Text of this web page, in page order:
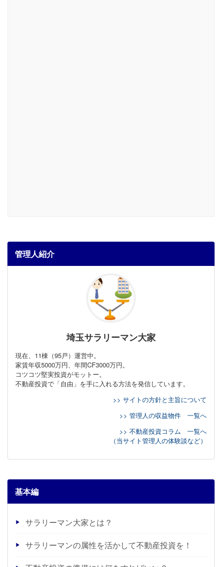
管理人紹介
埼玉サラリーマン大家
現在、11棟（95戸）運営中。
家賃年収5000万円、年間CF3000万円。
コツコツ堅実投資がモットー。
不動産投資で「自由」を手に入れる方法を発信しています。
>> サイトの方針と主旨について
>> 管理人の収益物件 一覧へ
>> 不動産投資コラム 一覧へ
（当サイト管理人の体験談など）
基本編
サラリーマン大家とは？
サラリーマンの属性を活かして不動産投資を！